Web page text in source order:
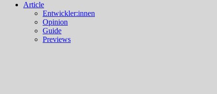
Article
Entwickler:innen
Opinion
Guide
Previews